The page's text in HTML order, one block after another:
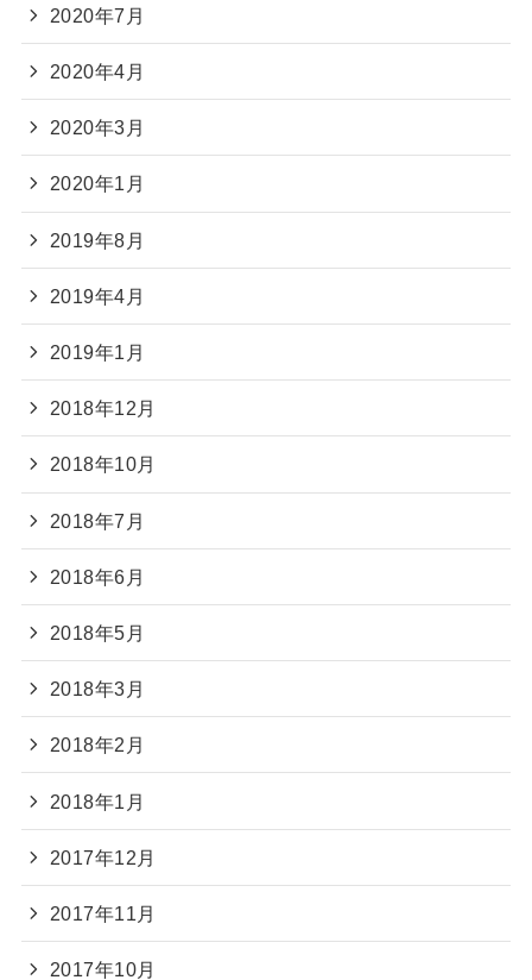
2020年7月
2020年4月
2020年3月
2020年1月
2019年8月
2019年4月
2019年1月
2018年12月
2018年10月
2018年7月
2018年6月
2018年5月
2018年3月
2018年2月
2018年1月
2017年12月
2017年11月
2017年10月